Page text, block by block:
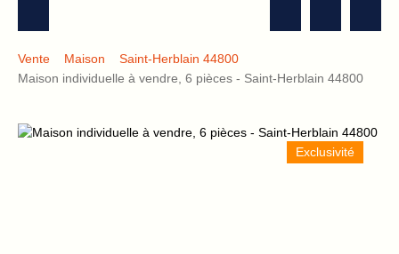
Vente Maison
Saint-Herblain 44800
Maison individuelle à vendre, 6 pièces - Saint-Herblain 44800
Exclusivité